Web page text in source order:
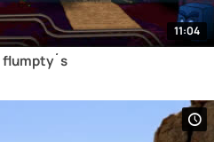
11:04
flumpty´s